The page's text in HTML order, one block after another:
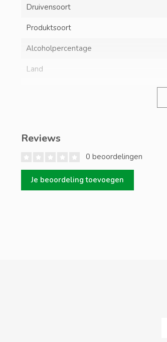
Druivensoort
Produktsoort
Alcoholpercentage
Land
Reviews
0 beoordelingen
Je beoordeling toevoegen